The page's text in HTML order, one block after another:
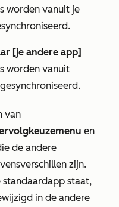
worden vanuit je
[je andere app]
worden vanuit
van
en
de andere
zijn.
staat,
in de andere